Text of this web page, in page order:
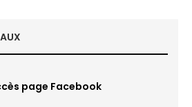
page Facebook